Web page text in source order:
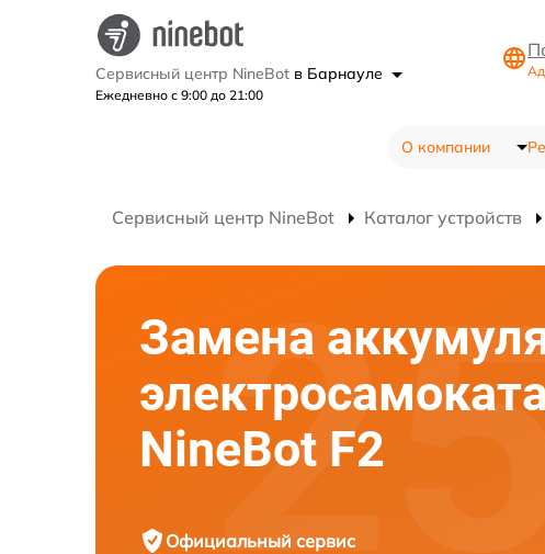
Сервисный центр NineBot в Барнауле
Ежедневно с 9:00 до 21:00
О компании
Сервисный центр NineBot Каталог устройств
Замена
NineBot F2
Официальный сервис